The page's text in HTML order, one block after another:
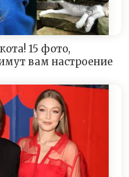
15 фото,
вам настроение